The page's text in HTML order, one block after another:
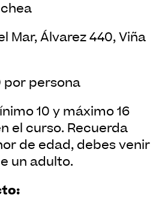
por persona
10 y máximo 16
el curso. Recuerda
de edad, debes venir
un adulto.